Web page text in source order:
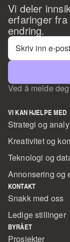
Vi deler
erfaringer
endring.
Ved å melde
VI KAN HJELPE MED
Strategi og
Kreativitet og
Teknologi og
Annonsering og
KONTAKT
Snakk med oss
Ledige stillinger
BYRÅET
Prosjekter